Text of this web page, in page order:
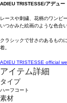
ADIEU TRISTESSE/アデュー
レースや刺繍、花柄のワンピー
いつかみた絵画のような色合い
クラシックで甘さのあるもの
着。
ADIEU TRISTESSE official
アイテム詳細
タイプ
ハーフコート
素材